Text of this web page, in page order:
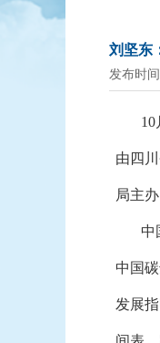
刘坚东
发布时
由四
局主
中
中国
发展